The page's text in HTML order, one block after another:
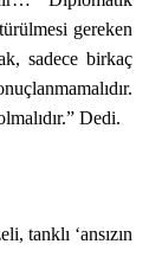
gereken
sadece birkaç
Dedi.
tanklı ‘ansızın